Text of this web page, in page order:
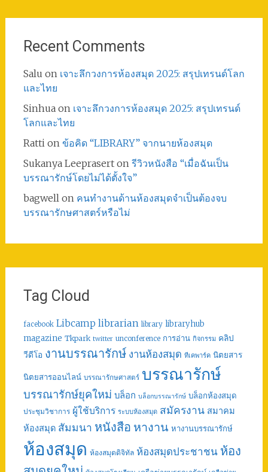
Recent Comments
Salu on เจาะลึกวงการห้องสมุด 2025: สรุปเทรนด์โลก
และไทย
Sinhuaon เจาะลึกวงการห้องสมุด 2025: สรุปเทรนด์
โลกและไทย
Rattion ข้อคิด “LIBRARY” จากนายห้องสมุด
Sukanya Leepraserton รีวิวหนังสือ “เมื่อฉันเป็น
บรรณารักษ์โดยไม่ได้ตั้งใจ”
bagwellon คนทำงานด้านห้องสมุดจำเป็นต้องจบ
บรรณารักษศาสตร์หรือไม่
Tag Cloud
facebook Libcamp librarian library libraryhub
magazine Tkpark twitter unconference การอ่าน กิจกรรม คลิป
วีดีโอ งานบรรณารักษ์ งานห้องสมุด ทีเคพาร์ค นิตยสาร
นิตยสารออนไลน์ บรรณารักษศาสตร์ บรรณารักษ์
บรรณารักษ์ยุคใหม่ บล็อก บล็อกบรรณารักษ์ บล็อกห้องสมุด
ประชุมวิชาการ ผู้ใช้บริการ ระบบห้องสมุด สมัครงาน สมาคม
ห้องสมุด สัมมนา หนังสือ หางาน หางานบรรณารักษ์
ห้องสมุด ห้องสมุดดิจิทัล ห้องสมุดประชาชน ห้อง